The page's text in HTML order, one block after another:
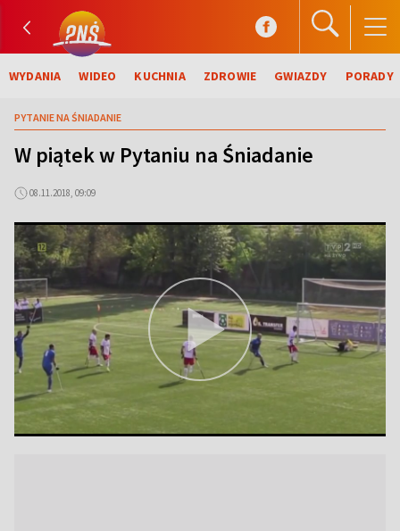
WYDANIA WIDEO KUCHNIA ZDROWIE GWIAZDY PORADY
PYTANIE NA ŚNIADANIE
W piątek w Pytaniu na Śniadanie
08.11.2018, 09:09